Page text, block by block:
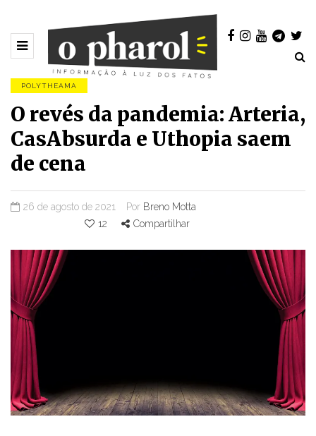
POLYTHEAMA
O revés da pandemia: Arteria,
CasAbsurda e Uthopia saem
de cena
26 de agosto de 2021 Por Breno Motta
12
Compartilhar